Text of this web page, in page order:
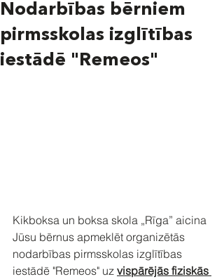
Nodarbības bērniem
pirmsskolas izglītības
iestādē "Remeos"
Kikboksa un boksa skola „Rīga” aicina
Jūsu bērnus apmeklēt organizētās
nodarbības pirmsskolas izglītības
iestādē "Remeos" uz vispārējās fiziskās